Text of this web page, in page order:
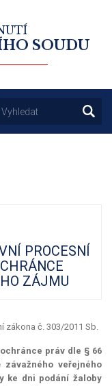
SOUDU
PROCESNÍ
ZÁJMU
zákona č. 303/2011 Sb.
práv dle § 66
veřejného
ke dni podání žaloby